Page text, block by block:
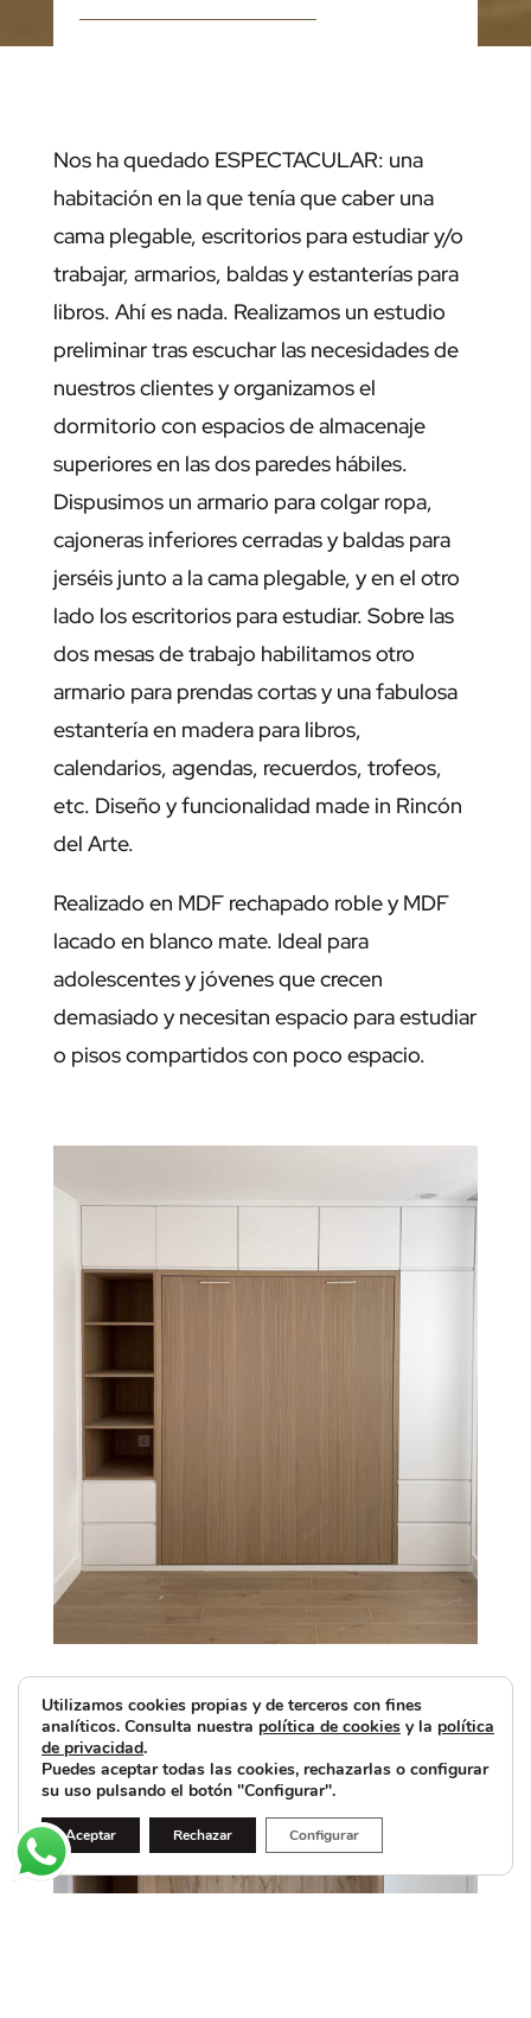
Nos ha quedado ESPECTACULAR: una
habitación en la que tenía que caber una
cama plegable, escritorios para estudiar y/o
trabajar, armarios, baldas y estanterías para
libros. Ahí es nada. Realizamos un estudio
preliminar tras escuchar las necesidades de
nuestros clientes y organizamos el
dormitorio con espacios de almacenaje
superiores en las dos paredes hábiles.
Dispusimos un armario para colgar ropa,
cajoneras inferiores cerradas y baldas para
jerséis junto a la cama plegable, y en el otro
lado los escritorios para estudiar. Sobre las
dos mesas de trabajo habilitamos otro
armario para prendas cortas y una fabulosa
estantería en madera para libros,
calendarios, agendas, recuerdos, trofeos,
etc. Diseño y funcionalidad made in Rincón
del Arte.
Realizado en MDF rechapado roble y MDF
lacado en blanco mate. Ideal para
adolescentes y jóvenes que crecen
demasiado y necesitan espacio para estudiar
o pisos compartidos con poco espacio.
Utilizamos cookies propias y de terceros con fines
analíticos. Consulta nuestra política de cookies y la política
de privacidad.
Puedes aceptar todas las cookies, rechazarlas o configurar
su uso pulsando el botón "Configurar".
Aceptar Rechazar Configurar